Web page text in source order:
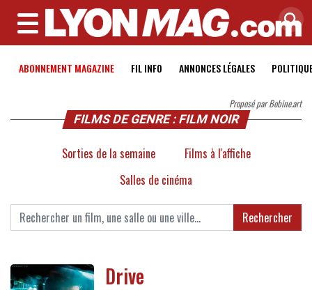
MENU
ABONNEMENT MAGAZINE FIL INFO ANNONCES LÉGALES
Proposé par Bobine.art
FILMS DE GENRE : FILM NOIR
Sorties de la semaine
Films à l'affiche
Salles de cinéma
Rechercher
Drive